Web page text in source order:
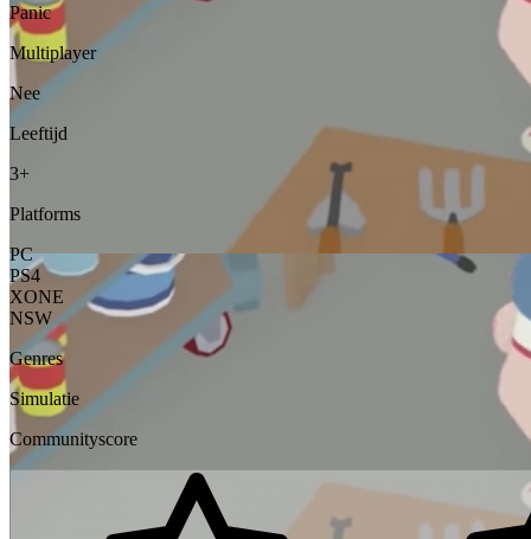
Panic
Multiplayer
Nee
Leeftijd
3+
Platforms
PC
PS4
XONE
NSW
Genres
Simulatie
Communityscore